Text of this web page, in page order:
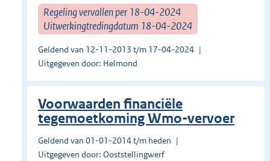
Regeling vervallen per 18-04-2024
Uitwerkingtredingdatum 18-04-2024
Geldend van 12-11-2013 t/m 17-04-2024
Uitgegeven door: Helmond
Voorwaarden financiële
tegemoetkoming Wmo-vervoer
Geldend van 01-01-2014 t/m heden
Uitgegeven door: Ooststellingwerf